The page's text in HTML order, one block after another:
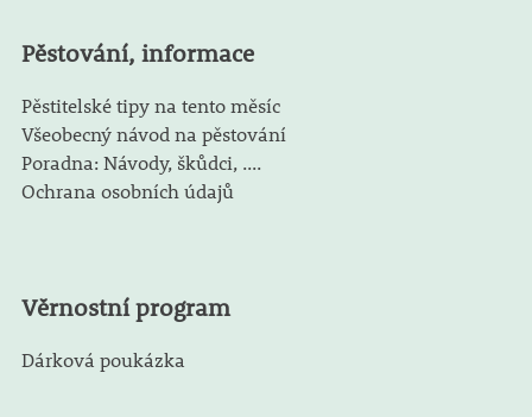
Pěstování, informace
Pěstitelské tipy na tento měsíc
Všeobecný návod na pěstování
Poradna: Návody, škůdci, ....
Ochrana osobních údajů
Věrnostní program
Dárková poukázka